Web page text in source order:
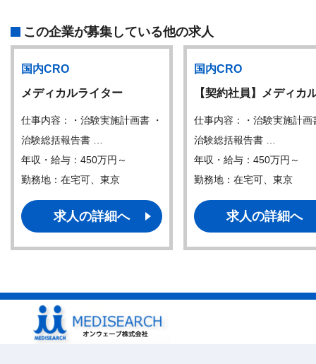
この企業が募集している他の求人
国内CRO
メディカルライター
仕事内容：・治験実施計画書 ・
治験総括報告書 …
年収・給与：450万円～
勤務地：在宅可、東京
求人の詳細へ
国内CRO
【契約社員】メディカ
仕事内容：・治験実施計画
治験総括報告書 …
年収・給与：450万円～
勤務地：在宅可、東京
求人の詳細へ